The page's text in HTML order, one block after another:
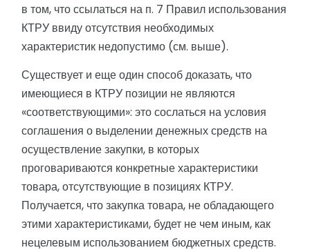
в том, что ссылаться на п. 7 Правил использования
КТРУ ввиду отсутствия необходимых
характеристик недопустимо (см. выше).
Существует и еще один способ доказать, что
имеющиеся в КТРУ позиции не являются
«соответствующими»: это сослаться на условия
соглашения о выделении денежных средств на
осуществление закупки, в которых
проговариваются конкретные характеристики
товара, отсутствующие в позициях КТРУ.
Получается, что закупка товара, не обладающего
этими характеристиками, будет не чем иным, как
нецелевым использованием бюджетных средств.